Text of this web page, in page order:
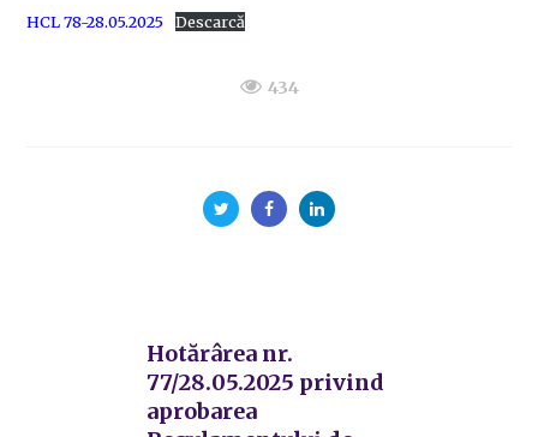
HCL 78-28.05.2025 Descarcă
434
Hotărârea nr.
77/28.05.2025 privind
aprobarea